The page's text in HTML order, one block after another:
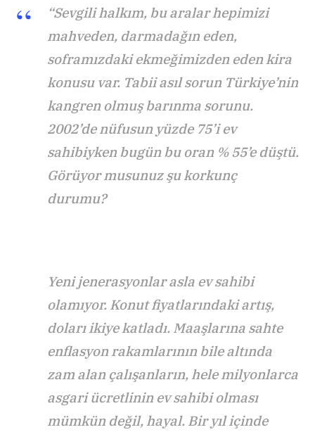
“Sevgili halkım, bu aralar hepimizi
mahveden, darmadağın eden,
soframızdaki ekmeğimizden eden kira
konusu var. Tabii asıl sorun Türkiye’nin
kangren olmuş barınma sorunu.
2002’de nüfusun yüzde 75’i ev
sahibiyken bugün bu oran % 55’e düştü.
Görüyor musunuz şu korkunç
durumu?
Yeni jenerasyonlar asla ev sahibi
olamıyor. Konut fiyatlarındaki artış,
doları ikiye katladı. Maaşlarına sahte
enflasyon rakamlarının bile altında
zam alan çalışanların, hele milyonlarca
asgari ücretlinin ev sahibi olması
mümkün değil, hayal. Bir yıl içinde